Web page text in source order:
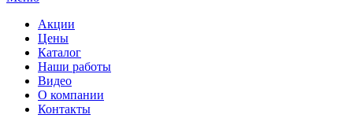
Акции
Цены
Каталог
Наши работы
Видео
О компании
Контакты